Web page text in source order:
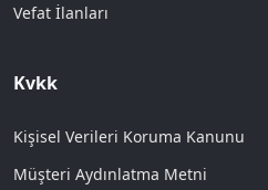
Vefat İlanları
Kvkk
Kişisel Verileri Koruma Kanunu
Müşteri Aydınlatma Metni